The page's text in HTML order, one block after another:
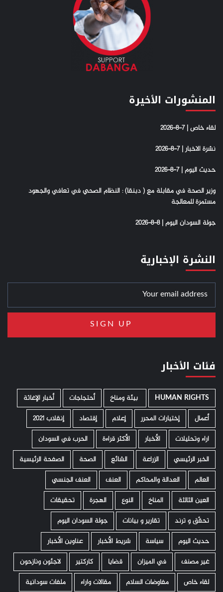
المنشورات الأخيرة
لقاء خاص | 7-8-2026
نشرة الاخبار | 7-8-2026
حديث اليوم | 7-8-2026
وزير الصحة في مقابلة مع ( دبنقا) : النظام الصحي في تعافي والجهود
مستمرة للمعالجة
جولة السودان اليوم | 8-8-2026
النشرة الإخبارية
فئات الأخبار
HUMAN RIGHTS ­ بيئة ومناخ أحتجاجات
أخبار الإغاثة
أعمال
إختيارات المحرر إعلام إقتصاد
إنقلاب 2021
اراء وتحليلات
الأخبار الأكثر قراءة
الحرب في السودان
الخبر الرئيسي
الزراعة الشائع الصحة
الصفحة الرئيسية
العالم
العدالة والمحاكم العنف
العنف الجنسي
العين الثالثة
المناخ النوع الهجرة
تحقيقات
تحقّق و ترند
تقارير و بيانات
جولة السودان اليوم
حديث اليوم
سياسة شريط الأخبار
عناوين الأخبار
غير مصنف
في الميزان قضايا كاركتير
لاجئون ونازحون
لقاء خاص
مفاوضات السلام مقالات واراء ملفات سودانية